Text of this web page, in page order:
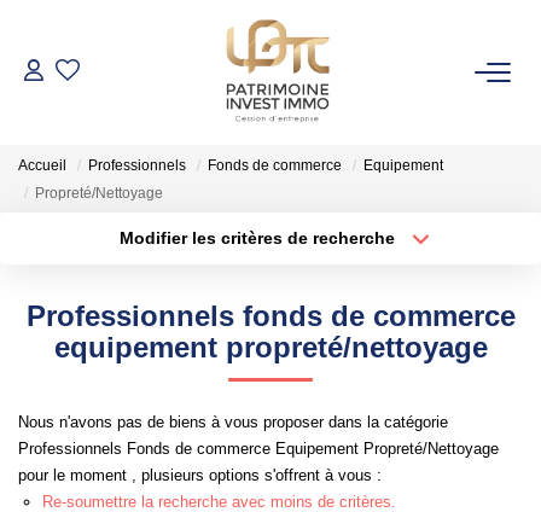
NOS BIENS
VENDRE
GESTION DE PATRIMOINE
NOTRE AGENCE
Accueil Professionnels Fonds de commerce
Equipement
Propreté/Nettoyage
Modifier les critères de recherche
Surface min Budget max
Créer une alerte
Professionnels fonds de commerce
equipement propreté/nettoyage
Nous n'avons pas de biens à vous proposer dans la catégorie
Professionnels Fonds de commerce Equipement Propreté/Nettoyage
pour le moment , plusieurs options s'offrent à vous :
Re-soumettre la recherche avec moins de critères.